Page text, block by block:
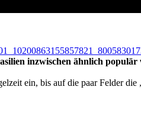
inzwischen ähnlich
ein, bis auf die paar Felder die